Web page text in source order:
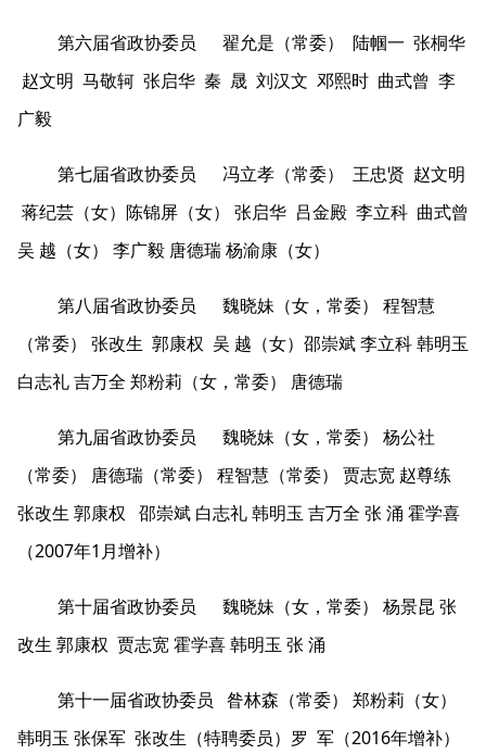
第六届省政协委员 翟允是（常委） 陆帼一 张桐华
赵文明 马敬轲 张启华 秦 晟 刘汉文 邓熙时 曲式曾 李
广毅
第七届省政协委员 冯立孝（常委） 王忠贤 赵文明
蒋纪芸（女）陈锦屏（女） 张启华 吕金殿 李立科 曲式曾
吴 越（女） 李广毅 唐德瑞 杨渝康（女）
第八届省政协委员 魏晓妹（女，常委） 程智慧
（常委） 张改生 郭康权 吴 越（女）邵崇斌 李立科 韩明玉
白志礼 吉万全 郑粉莉（女，常委） 唐德瑞
第九届省政协委员 魏晓妹（女，常委） 杨公社
（常委） 唐德瑞（常委） 程智慧（常委） 贾志宽 赵尊练
张改生 郭康权 邵崇斌 白志礼 韩明玉 吉万全 张 涌 霍学喜
（2007年1月增补）
第十届省政协委员 魏晓妹（女，常委） 杨景昆 张
改生 郭康权 贾志宽 霍学喜 韩明玉 张 涌
第十一届省政协委员 昝林森（常委） 郑粉莉（女）
韩明玉 张保军 张改生（特聘委员）罗 军（2016年增补）